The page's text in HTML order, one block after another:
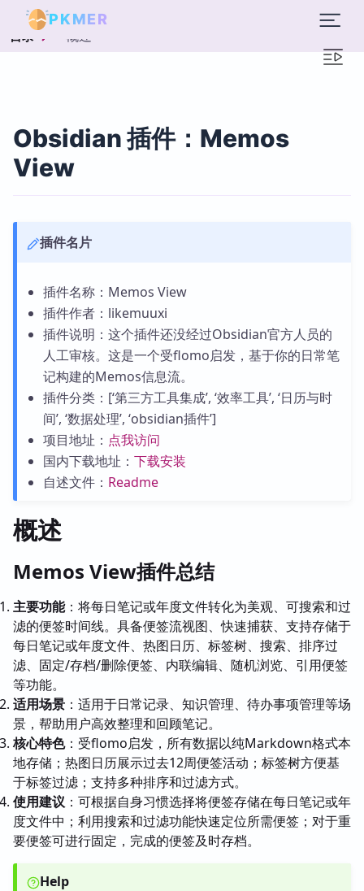
PKMER
目录 概述
Obsidian 插件：Memos
View
插件名片
插件名称：Memos View
插件作者：likemuuxi
插件说明：这个插件还没经过Obsidian官方人员的
人工审核。这是一个受flomo启发，基于你的日常笔
记构建的Memos信息流。
插件分类：[‘第三方工具集成’, ‘效率工具’, ‘日历与时
间’, ‘数据处理’, ‘obsidian插件’]
项目地址： 点我访问
国内下载地址： 下载安装
自述文件： Readme
概述
Memos View插件总结
主要功能：将每日笔记或年度文件转化为美观、可搜索和过
滤的便签时间线。具备便签流视图、快速捕获、支持存储于
每日笔记或年度文件、热图日历、标签树、搜索、排序过
滤、固定/存档/删除便签、内联编辑、随机浏览、引用便签
等功能。
适用场景 ：适用于日常记录、知识管理、待办事项管理等场
景，帮助用户高效整理和回顾笔记。
核心特色：受flomo启发，所有数据以纯Markdown格式本
地存储；热图日历展示过去12周便签活动；标签树方便基
于标签过滤；支持多种排序和过滤方式。
使用建议 ：可根据自身习惯选择将便签存储在每日笔记或年
度文件中；利用搜索和过滤功能快速定位所需便签；对于重
要便签可进行固定，完成的便签及时存档。
Help